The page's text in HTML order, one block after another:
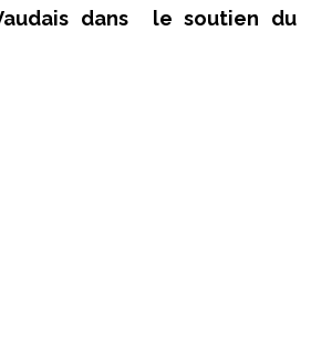
dans le soutien du